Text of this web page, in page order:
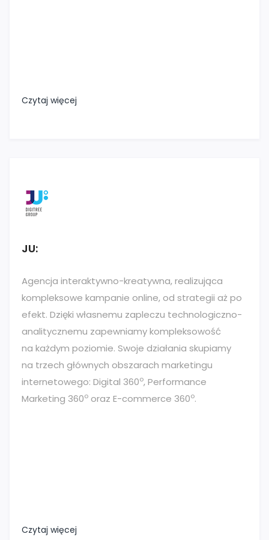
Czytaj więcej
JU:
Agencja interaktywno-kreatywna, realizująca
kompleksowe kampanie online, od strategii aż po
efekt. Dzięki własnemu zapleczu technologiczno-
analitycznemu zapewniamy kompleksowość
na każdym poziomie. Swoje działania skupiamy
na trzech głównych obszarach marketingu
internetowego: Digital 360o, Performance
Marketing 360o oraz E-commerce 360o.
Czytaj więcej